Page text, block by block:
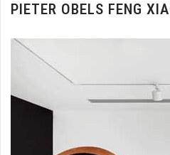
PIETER OBELS FENG